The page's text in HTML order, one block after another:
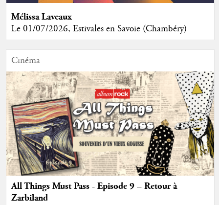
Mélissa Laveaux
Le 01/07/2026, Estivales en Savoie (Chambéry)
Cinéma
All Things Must Pass - Episode 9 – Retour à
Zarbiland